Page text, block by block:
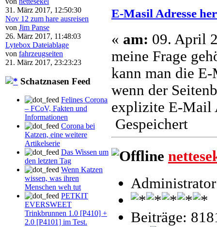
31. März 2017, 12:50:30
Nov 12 zum hare ausreisen
von Jim Panse
26. März 2017, 11:48:03
Lytebox Dateiablage
von fahrzeugseiten
21. März 2017, 23:23:23
Schatznasen Feed
Felines Corona
– FCoV, Fakten und
Informationen
Corona bei
Katzen, eine weitere
Artikelserie
Das Wissen um
den letzten Tag
Wenn Katzen
wissen, was ihren
Menschen weh tut
PETKIT
EVERSWEET
Trinkbrunnen 1.0 [P410] +
2.0 [P4101] im Test.
E-Masil Adresse
« am: 09. April
meine Frage
kann man die
wenn der
explizite E-Mail
Gespeichert
Administrator
Beiträge: